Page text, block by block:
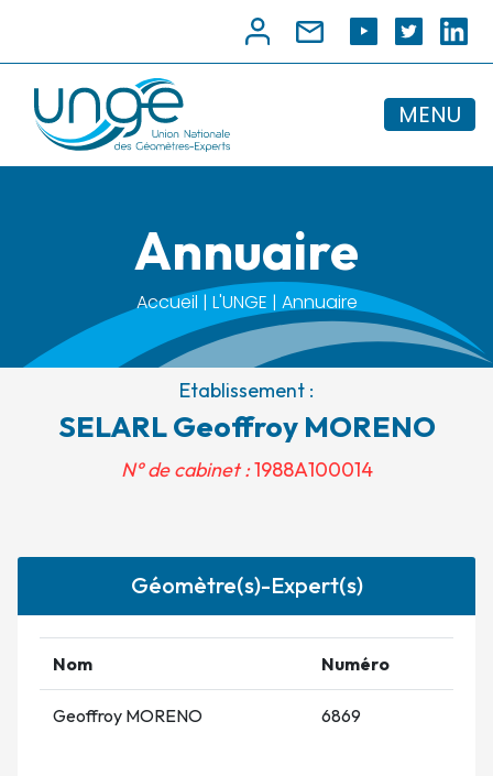
MENU
Annuaire
Accueil | L'UNGE | Annuaire
Etablissement :
SELARL Geoffroy MORENO
N° de cabinet :1988A100014
Géomètre(s)-Expert(s)
Nom Numéro
Geoffroy MORENO 6869